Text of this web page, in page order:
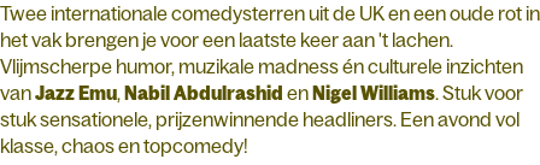
Twee internationale comedysterren uit de UK en een oude rot in
het vak brengen je voor een laatste keer aan 't lachen.
Vlijmscherpe humor, muzikale madness én culturele inzichten
vanJazz Emu Nabil Abdulrashid enNigel Williams . Stuk voor
stuk sensationele, prijzenwinnende headliners. Een avond vol
klasse, chaos en topcomedy!